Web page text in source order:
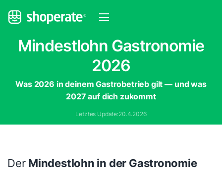
Mindestlohn Gastronomie
2026
Was 2026 in deinem Gastrobetrieb gilt — und was
2027 auf dich zukommt
Letztes Update:20.4.2026
DerMindestlohn in der Gastronomie